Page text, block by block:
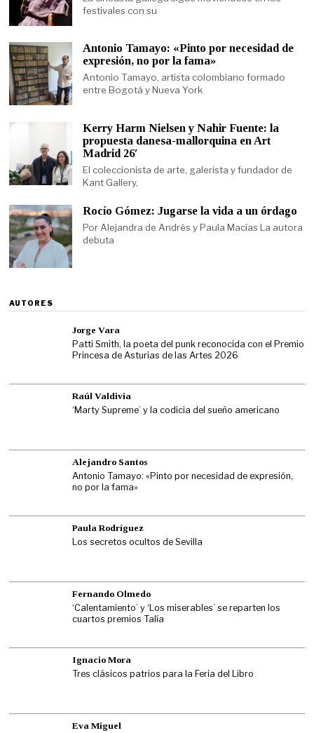
festivales con su
Antonio Tamayo: «Pinto por necesidad de
expresión, no por la fama»
Antonio Tamayo, artista colombiano formado
entre Bogotá y Nueva York
Kerry Harm Nielsen y Nahir Fuente: la
propuesta danesa-mallorquina en Art
Madrid 26′
El coleccionista de arte, galerista y fundador de
Kant Gallery,
Rocío Gómez: Jugarse la vida a un órdago
Por Alejandra de Andrés y Paula Macías La autora
debuta
AUTORES
Jorge Vara
Patti Smith, la poeta del punk reconocida con el Premio
Princesa de Asturias de las Artes 2026
Raúl Valdivia
‘Marty Supreme’ y la codicia del sueño americano
Alejandro Santos
Antonio Tamayo: «Pinto por necesidad de expresión,
no por la fama»
Paula Rodríguez
Los secretos ocultos de Sevilla
Fernando Olmedo
‘Calentamiento’ y ‘Los miserables’ se reparten los
cuartos premios Talía
Ignacio Mora
Tres clásicos patrios para la Feria del Libro
Eva Miguel